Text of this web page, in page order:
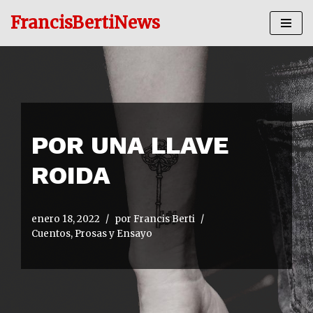
FrancisBertiNews
POR UNA LLAVE
ROIDA
enero 18, 2022 por Francis Berti
Cuentos, Prosas y Ensayo